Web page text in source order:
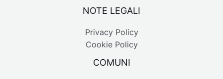
NOTE LEGALI
Privacy Policy
Cookie Policy
COMUNI